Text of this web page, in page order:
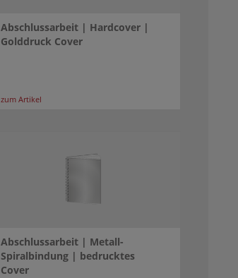
Abschlussarbeit | Hardcover |
Golddruck Cover
zum Artikel
Abschlussarbeit | Metall-
Spiralbindung | bedrucktes
Cover